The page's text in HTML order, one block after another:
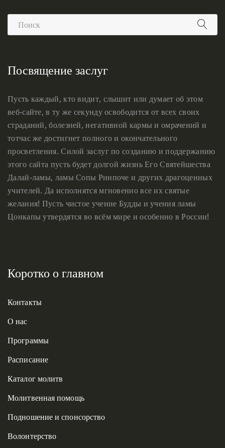
Посвящение заслуг
Пусть каждый, кто видит, слышит или думает об этом
веб-сайте, в ту же секунду освободится от всех своих
страданий, болезней, негативной кармы и омрачений и
тотчас же достигнет полного и окончательного
просветления. Силой заслуг по созданию и поддержанию
этого сайта пусть будет долгой жизнь Его Святейшества
Далай-ламы, ламы Сопы Ринпоче и других драгоценных
учителей. Да исполнятся мгновенно все их святые
желания! Пусть чистое учение Будды и учения ламы
Цонкапы утвердятся во всём мире и особенно в России!
Коротко о главном
Контакты
О нас
Программы
Расписание
Каталог молитв
Молитвенная помощь
Подношение и спонсорство
Волонтерство